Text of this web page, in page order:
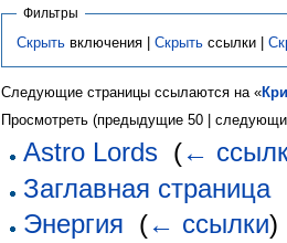
Фильтры
Скрытьвключения | Скрытьссылки |
Следующие страницы ссылаются на «
Просмотреть (предыдущие 50 |
Astro Lords (←
Заглавная страница‎
Энергия (← ссылки)